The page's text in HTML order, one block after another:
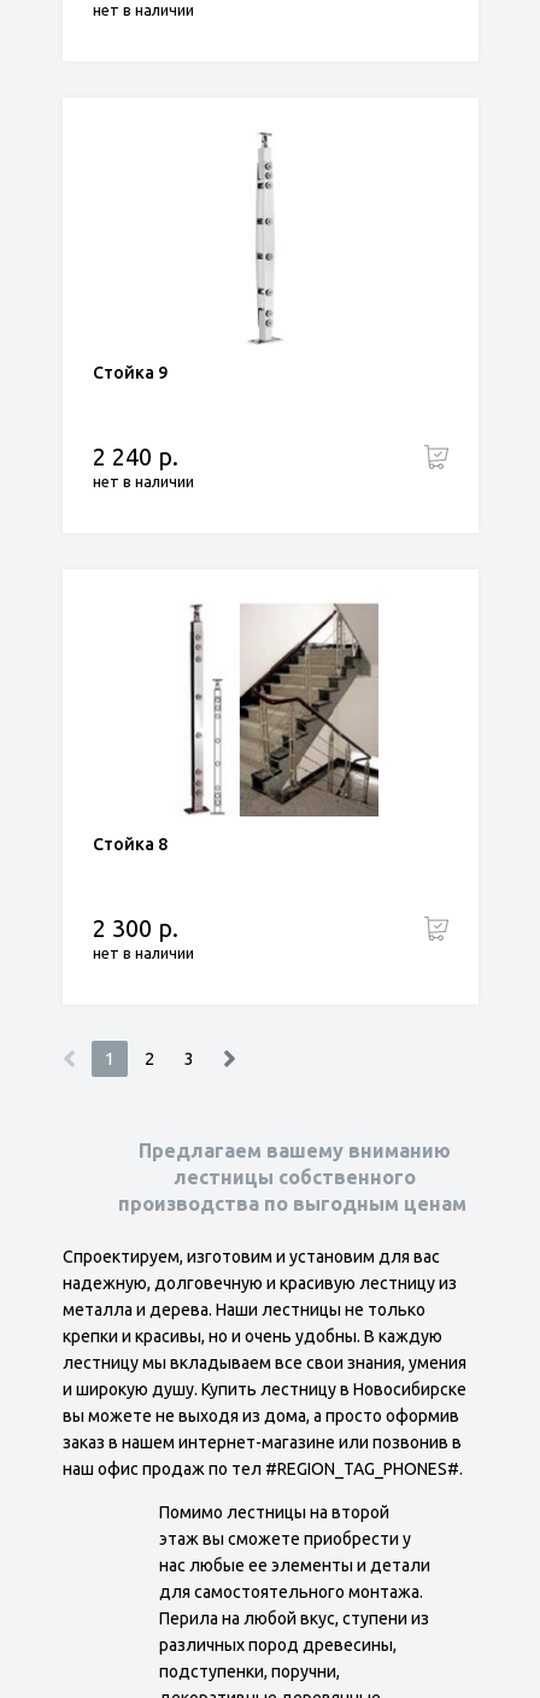
нет в наличии
Стойка 9
2 240 р.
нет в наличии
Стойка 8
2 300 р.
нет в наличии
1 2 3
Предлагаем вашему вниманию
лестницы собственного
производства по выгодным ценам
Спроектируем, изготовим и установим для вас
надежную, долговечную и красивую лестницу из
металла и дерева. Наши лестницы не только
крепки и красивы, но и очень удобны. В каждую
лестницу мы вкладываем все свои знания, умения
и широкую душу. Купить лестницу в Новосибирске
вы можете не выходя из дома, а просто оформив
заказ в нашем интернет-магазине или позвонив в
наш офис продаж по тел #REGION_TAG_PHONES#.
Помимо лестницы на второй
этаж вы сможете приобрести у
нас любые ее элементы и детали
для самостоятельного монтажа.
Перила на любой вкус, ступени из
различных пород древесины,
подступенки, поручни,